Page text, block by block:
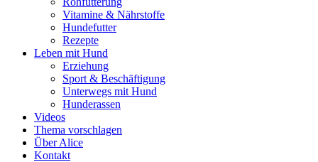
Vitamine & Nährstoffe
Hundefutter
Rezepte
Leben mit Hund
Erziehung
Sport & Beschäftigung
Unterwegs mit Hund
Hunderassen
Videos
Thema vorschlagen
Über Alice
Kontakt